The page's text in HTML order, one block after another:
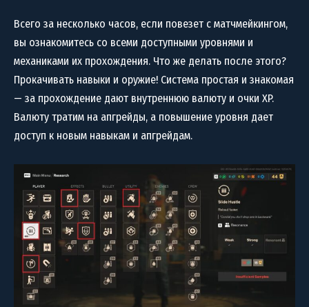
Всего за несколько часов, если повезет с матчмейкингом,
вы ознакомитесь со всеми доступными уровнями и
механиками их прохождения. Что же делать после этого?
Прокачивать навыки и оружие! Система простая и знакомая
— за прохождение дают внутреннюю валюту и очки XP.
Валюту тратим на апгрейды, а повышение уровня дает
доступ к новым навыкам и апгрейдам.